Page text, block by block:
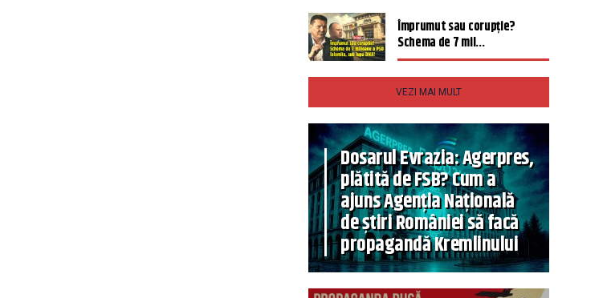
Împrumut sau corupție?
Schema de 7 mil...
VEZI MAI MULT
Dosarul Evrazia: Agerpres,
plătită de FSB? Cum a
ajuns Agenția Națională
de știri României să facă
propagandă Kremlinului